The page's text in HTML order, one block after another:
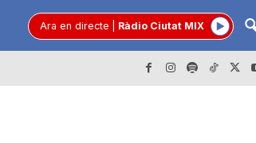
Ara en directe Ràdio Ciutat MIX